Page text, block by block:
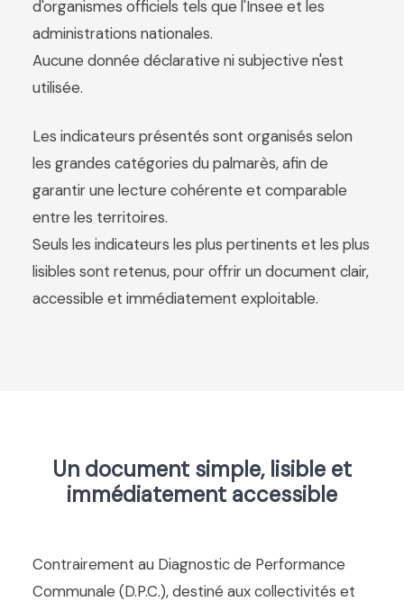
d'organismes officiels tels que l'Insee et les
administrations nationales.
Aucune donnée déclarative ni subjective n'est
utilisée.
Les indicateurs présentés sont organisés selon
les grandes catégories du palmarès, afin de
garantir une lecture cohérente et comparable
entre les territoires.
Seuls les indicateurs les plus pertinents et les plus
lisibles sont retenus, pour offrir un document clair,
accessible et immédiatement exploitable.
Un document simple, lisible et
immédiatement accessible
Contrairement au Diagnostic de Performance
Communale (D.P.C.), destiné aux collectivités et